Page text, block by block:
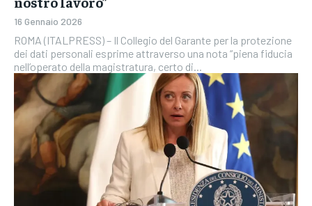
16 Gennaio 2026
ROMA (ITALPRESS) – Il Collegio del Garante per la protezione
dei dati personali esprime attraverso una nota “piena fiducia
nell’operato della magistratura, certo di...